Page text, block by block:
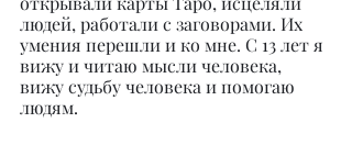
людей, работали с заговорами. Их
умения перешли и ко мне. С 13 лет я
вижу и читаю мысли человека,
вижу судьбу человека и помогаю
людям.